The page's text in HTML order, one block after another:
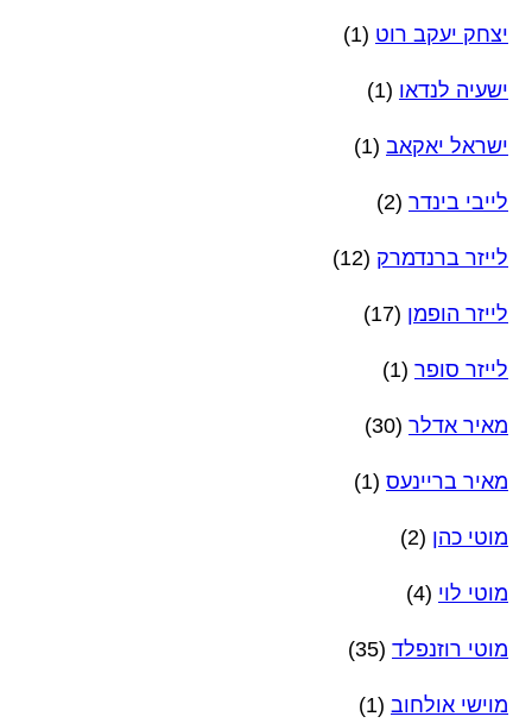
יצחק יעקב רוט (1)
ישעיה לנדאו (1)
ישראל יאקאב (1)
לייבי בינדר (2)
לייזר ברנדמרק (12)
לייזר הופמן (17)
לייזר סופר (1)
מאיר אדלר (30)
מאיר בריינעס (1)
מוטי כהן (2)
מוטי לוי (4)
מוטי רוזנפלד (35)
מוישי אולחוב (1)